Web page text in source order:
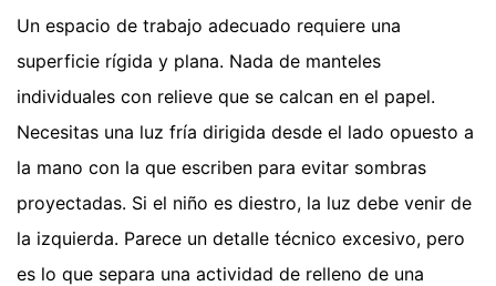
Un espacio de trabajo adecuado requiere una
superficie rígida y plana. Nada de manteles
individuales con relieve que se calcan en el papel.
Necesitas una luz fría dirigida desde el lado opuesto a
la mano con la que escriben para evitar sombras
proyectadas. Si el niño es diestro, la luz debe venir de
la izquierda. Parece un detalle técnico excesivo, pero
es lo que separa una actividad de relleno de una